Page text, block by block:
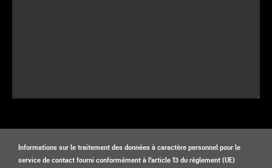
Informations sur le traitement des données à caractère personnel pour le
service de contact fourni conformément à l'article 13 du règlement (UE)